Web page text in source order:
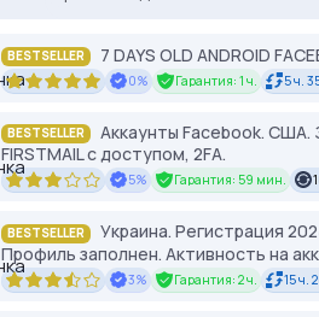
BESTSELLER 7 DAYS OLD ANDROID
0% Гарантия: 1 ч. 5 ч.
BESTSELLER
Аккаунты Facebook. США.
FIRSTMAIL с доступом, 2FА.
5% Гарантия: 59 мин.
BESTSELLER
Украина. Регистрация
Профиль заполнен. Активность на
3% Гарантия: 2 ч. 15 ч.